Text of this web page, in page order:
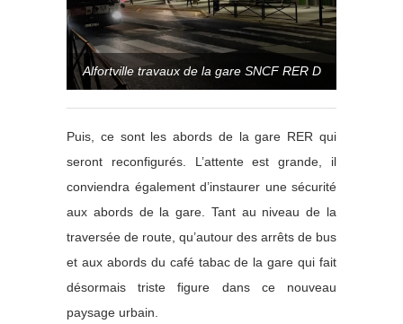
Alfortville travaux de la gare SNCF RER D
Puis, ce sont les abords de la gare RER qui
seront reconfigurés. L’attente est grande, il
conviendra également d’instaurer une sécurité
aux abords de la gare. Tant au niveau de la
traversée de route, qu’autour des arrêts de bus
et aux abords du café tabac de la gare qui fait
désormais triste figure dans ce nouveau
paysage urbain.